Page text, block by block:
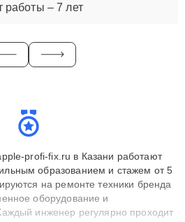
работы – 7 лет
profi-fix.ru в Казани работают
образованием и стажем от 5
на ремонте техники бренда
оборудование и
инженер регулярно проходит